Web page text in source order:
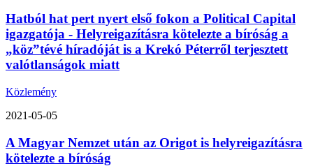
Hatból hat pert nyert első fokon a Political Capital
igazgatója - Helyreigazításra kötelezte a bíróság a
„köz”tévé híradóját is a Krekó Péterről terjesztett
valótlanságok miatt
Közlemény
2021-05-05
A Magyar Nemzet után az Origot is helyreigazításra
kötelezte a bíróság